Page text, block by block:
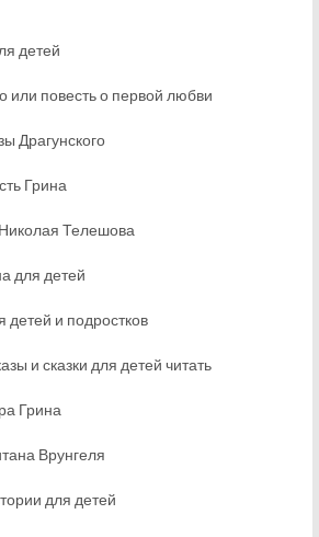
детей
или повесть о первой любви
Драгунского
Грина
Телешова
для детей
детей и подростков
и сказки для детей читать
Грина
Врунгеля
для детей